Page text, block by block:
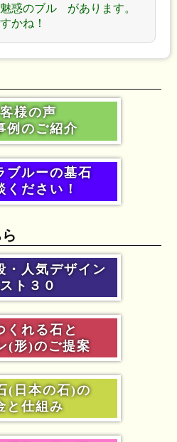
惑のブル
かね！
があります。
様の声
例のご紹介
ブルーの墓石
ください！
・人気デザイン
ト３０
くれる石と
(形)のご提案
(日本の石)の
と仕組み